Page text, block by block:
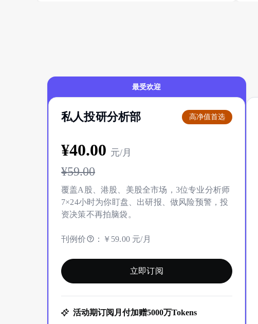
最受欢迎
私人投研分析部 高净值首选
¥40.00 元/月
¥59.00
覆盖A股、港股、美股全市场，3位专业分析师
7×24小时为你盯盘、出研报、做风险预警，投
资决策不再拍脑袋。
刊例价 ： ￥59.00 元/月
立即订阅
活动期订阅月付加赠5000万Tokens